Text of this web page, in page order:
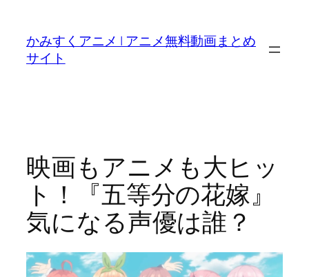
かみすくアニメ | アニメ無料動画まとめ
サイト
映画もアニメも大ヒッ
ト！『五等分の花嫁』
気になる声優は誰？